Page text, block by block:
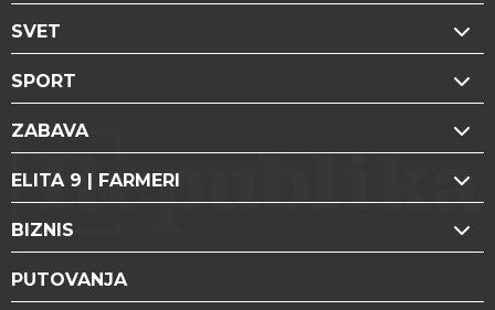
SVET
SPORT
ZABAVA
ELITA 9 | FARMERI
BIZNIS
PUTOVANJA